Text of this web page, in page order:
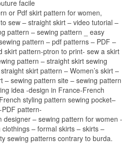
facile
or Pdf skirt pattern for women,
sew – straight skirt – video tutorial –
pattern – sewing pattern _ easy
pattern – pdf patterns – PDF –
skirt pattern-ptron to print- sew a skirt
pattern – straight skirt sewing
skirt pattern – Women’s skirt –
– sewing pattern site – sewing pattern
idea -design in France-French
styling pattern sewing pocket–
pattern-
designer – sewing pattern for women -
– formal skirts – skirts –
sewing patterns contrary to burda.